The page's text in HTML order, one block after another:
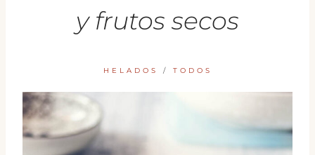
y frutos secos
HELADOS / TODOS